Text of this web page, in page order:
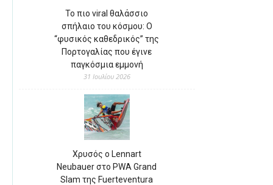
Το πιο viral θαλάσσιο
σπήλαιο του κόσμου: Ο
“φυσικός καθεδρικός” της
Πορτογαλίας που έγινε
παγκόσμια εμμονή
31 Ιουλίου 2026
Χρυσός ο Lennart
Neubauer στο PWA Grand
Slam της Fuerteventura